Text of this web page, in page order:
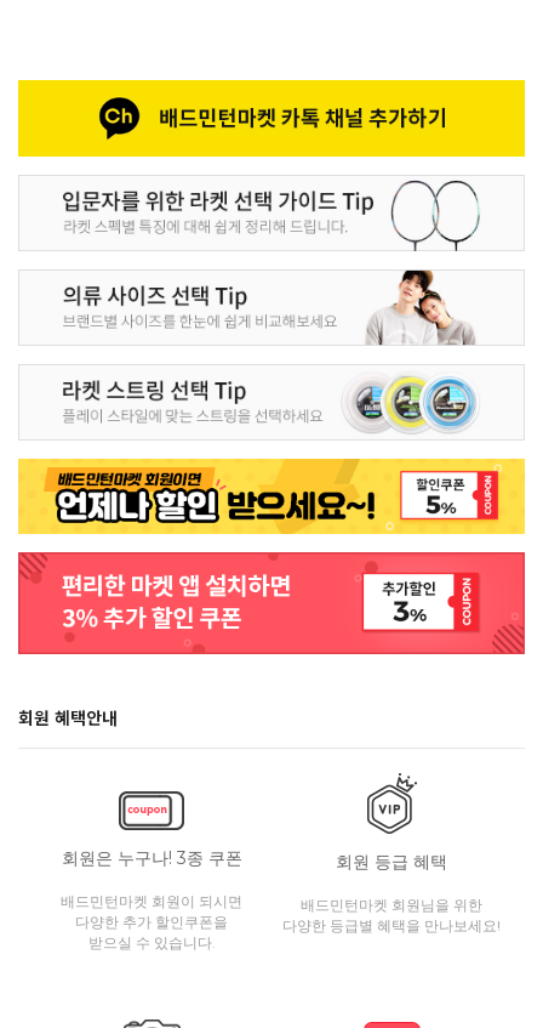
회원 혜택안내
회원은 누구나! 3종 쿠폰
배드민턴마켓 회원이 되시면
다양한 추가 할인쿠폰을
받으실 수 있습니다.
회원 등급 혜택
배드민턴마켓 회원님을 위한
다양한 등급별 혜택을 만나보세요!